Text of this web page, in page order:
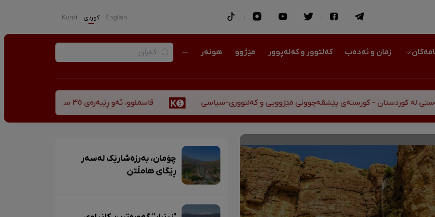
English كوردی Kurdî
زمان و ئەدەب کەلتوور و کەلەپوور مێژوو هونەر
- کورستەی پێشڤەچوونی مێژوویی و کەلتووری-سیاسی قاسملوو، ئەو ڕێبەرەی ٣٥ ساڵ پاش شەهید بوونیشی ڕێبازەکەی هەر زیندووە
چۆمان، بەرزەشارێک لەسەر
ڕێگای هامڵتن